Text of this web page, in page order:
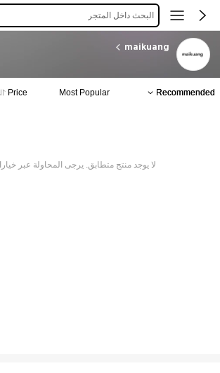
البحث داخل المتجر
maikuang
Recommended
Most Popular
Price
لا يوجد منتج متطابق. يرجى المحاولة عبر